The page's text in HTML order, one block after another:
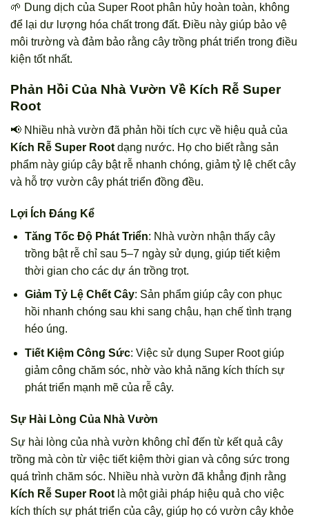
🌱 Dung dịch của Super Root phân hủy hoàn toàn, không
để lại dư lượng hóa chất trong đất. Điều này giúp bảo vệ
môi trường và đảm bảo rằng cây trồng phát triển trong điều
kiện tốt nhất.
Phản Hồi Của Nhà Vườn Về Kích Rễ Super
Root
📢 Nhiều nhà vườn đã phản hồi tích cực về hiệu quả của
Kích Rễ Super Root dạng nước. Họ cho biết rằng sản
phẩm này giúp cây bật rễ nhanh chóng, giảm tỷ lệ chết cây
và hỗ trợ vườn cây phát triển đồng đều.
Lợi Ích Đáng Kể
Tăng Tốc Độ Phát Triển: Nhà vườn nhận thấy cây
trồng bật rễ chỉ sau 5–7 ngày sử dụng, giúp tiết kiệm
thời gian cho các dự án trồng trọt.
Giảm Tỷ Lệ Chết Cây: Sản phẩm giúp cây con phục
hồi nhanh chóng sau khi sang chậu, hạn chế tình trạng
héo úng.
Tiết Kiệm Công Sức: Việc sử dụng Super Root giúp
giảm công chăm sóc, nhờ vào khả năng kích thích sự
phát triển mạnh mẽ của rễ cây.
Sự Hài Lòng Của Nhà Vườn
Sự hài lòng của nhà vườn không chỉ đến từ kết quả cây
trồng mà còn từ việc tiết kiệm thời gian và công sức trong
quá trình chăm sóc. Nhiều nhà vườn đã khẳng định rằng
Kích Rễ Super Root là một giải pháp hiệu quả cho việc
kích thích sự phát triển của cây, giúp họ có vườn cây khỏe